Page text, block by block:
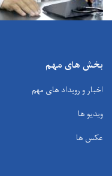
بخش های مهم
اخبار و رویداد های مهم
ویدیو ها
عکس ها